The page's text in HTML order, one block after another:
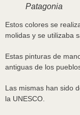
Patagonia
Estos colores se
molidas y se utilizaba
Estas pinturas de
antiguas de los
Las mismas han sido
la UNESCO.